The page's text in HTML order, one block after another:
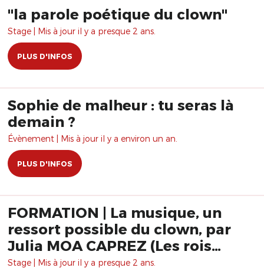
"la parole poétique du clown"
Stage | Mis à jour il y a presque 2 ans.
PLUS D'INFOS
Sophie de malheur : tu seras là
demain ?
Évènement | Mis à jour il y a environ un an.
PLUS D'INFOS
FORMATION | La musique, un
ressort possible du clown, par
Julia MOA CAPREZ (Les rois
vagabonds)
Stage | Mis à jour il y a presque 2 ans.